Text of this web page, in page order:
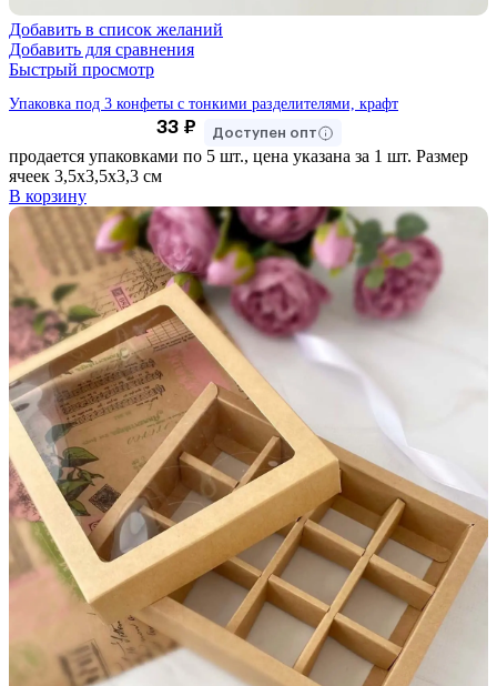
Добавить в список желаний
Добавить для сравнения
Быстрый просмотр
Упаковка под 3 конфеты с тонкими разделителями, крафт
33 ₽ Доступен опт
продается упаковками по 5 шт., цена указана за 1 шт. Размер
ячеек 3,5х3,5х3,3 см
В корзину